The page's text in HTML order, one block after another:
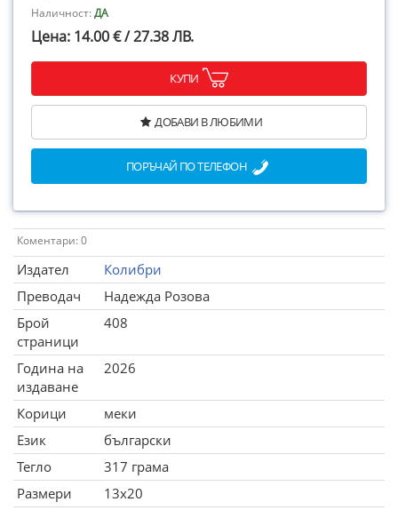
Наличност:ДА
Цена: 14.00 € / 27.38 ЛВ.
КУПИ
ДОБАВИ В ЛЮБИМИ
ПОРЪЧАЙ ПО ТЕЛЕФОН
Коментари: 0
Издател
Колибри
Преводач
Надeжда Розова
Брой
страници
408
Година на
издаване
2026
Корици
меки
Език
български
Тегло
317 грама
Размери
13x20